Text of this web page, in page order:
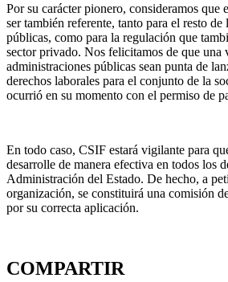
Por su carácter pionero, consideramos que
ser también referente, tanto para el resto de
públicas, como para la regulación que
sector privado. Nos felicitamos de que una
administraciones públicas sean punta de
derechos laborales para el conjunto de la
ocurrió en su momento con el permiso de
En todo caso, CSIF estará vigilante para
desarrolle de manera efectiva en todos los
Administración del Estado. De hecho, a
organización, se constituirá una comisión
por su correcta aplicación.
COMPARTIR